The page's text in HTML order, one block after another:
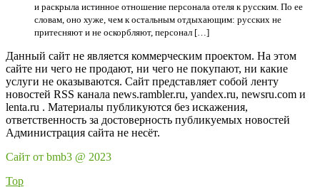
и раскрыла истинное отношение персонала отеля к русским. По ее
словам, оно хуже, чем к остальным отдыхающим: русских не
притесняют и не оскорбляют, персонал […]
Данный сайт не является коммерческим проектом. На этом
сайте ни чего не продают, ни чего не покупают, ни какие
услуги не оказываются. Сайт представляет собой ленту
новостей RSS канала news.rambler.ru, yandex.ru, newsru.com и
lenta.ru . Материалы публикуются без искажения,
ответственность за достоверность публикуемых новостей
Администрация сайта не несёт.
Сайт от bmb3 @ 2023
Top